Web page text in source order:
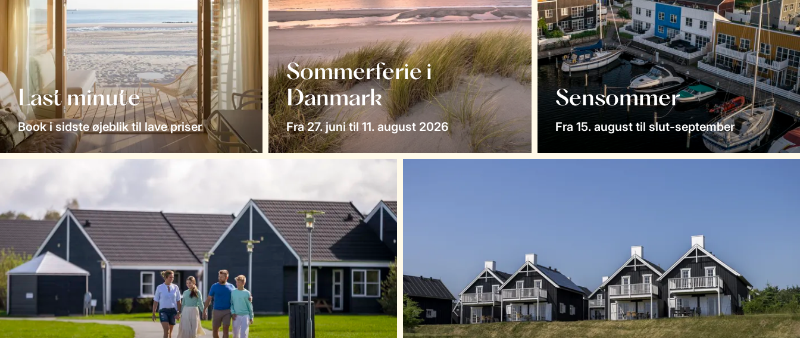
Last minute
Book i sidste øjeblik til lave priser
Sommerferie i
Danmark
Fra 27. juni til 11. august 2026
Sensommer
Fra 15. august til slut-september